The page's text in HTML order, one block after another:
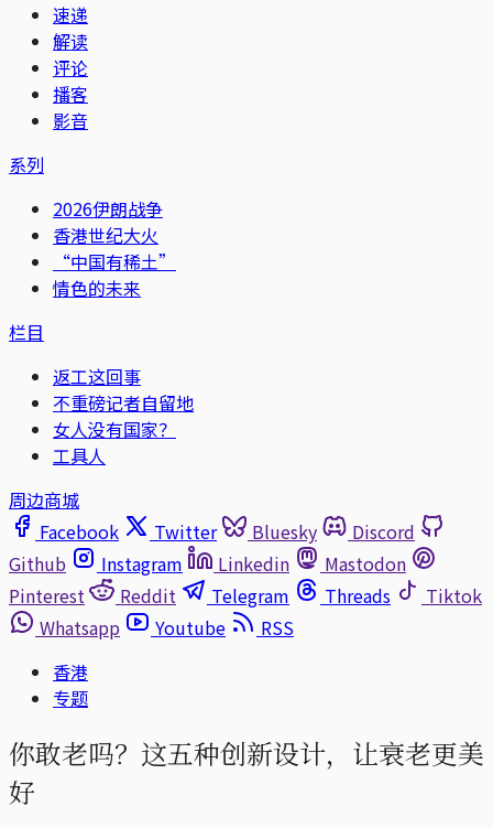
速递
解读
评论
播客
影音
系列
2026伊朗战争
香港世纪大火
“中国有稀土”
情色的未来
栏目
返工这回事
不重磅记者自留地
女人没有国家？
工具人
周边商城
Facebook
Twitter Bluesky
Discord
Github
Instagram Linkedin
Mastodon
Pinterest
Reddit Telegram Threads
Tiktok
Whatsapp
Youtube
RSS
香港
专题
你敢老吗？这五种创新设计，让衰老更美
好